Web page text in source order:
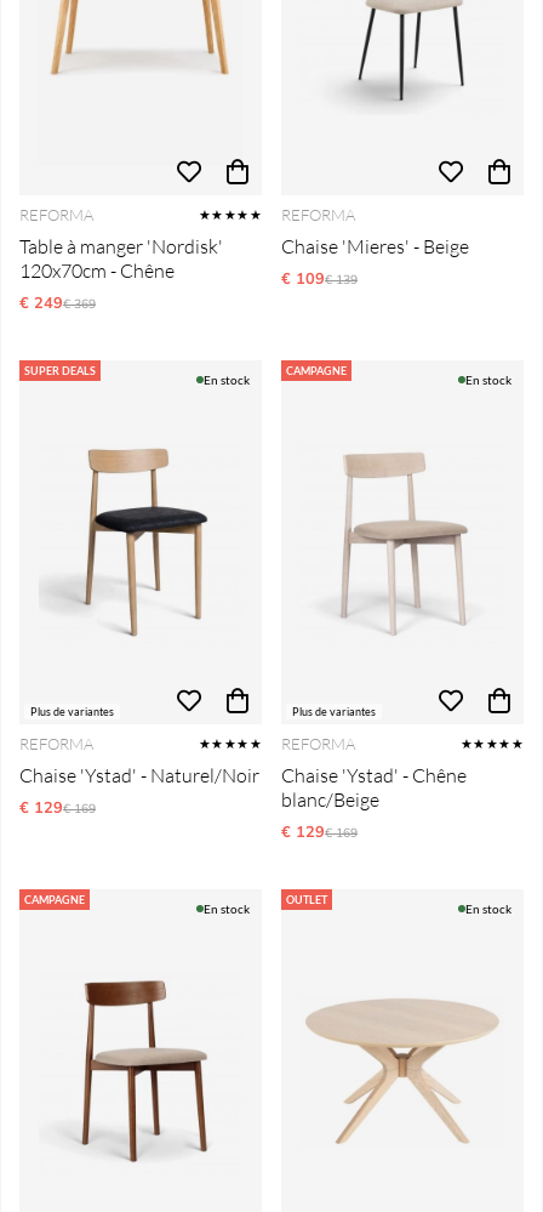
REFORMA ★★★★★
Table à manger 'Nordisk'
120x70cm - Chêne
€ 249Prix régulier:
€ 369
REFORMA
Chaise 'Mieres' - Beige
€ 109Prix régulier:
€ 139
SUPER DEALS
Plus de variantes
En stock
REFORMA ★★★★★
Chaise 'Ystad' - Naturel/Noir
€ 129Prix régulier:
€ 169
CAMPAGNE
Plus de variantes
En stock
REFORMA ★★★★★
Chaise 'Ystad' - Chêne
blanc/Beige
€ 129Prix régulier:
€ 169
CAMPAGNE
En stock
OUTLET
En stock